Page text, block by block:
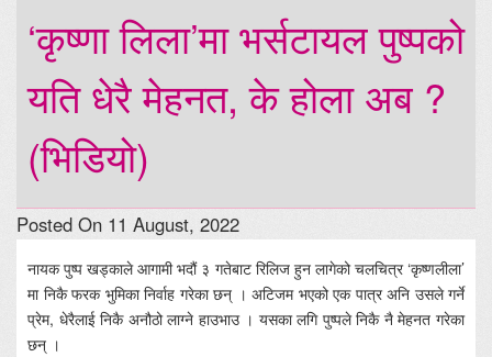
‘कृष्णा लिला’मा भर्सटायल पुष्पको
यति धेरै मेहनत, के होला अब ?
(भिडियो)
Posted On 11 August, 2022
नायक पुष्प खड्काले आगामी भदौं ३ गतेबाट रिलिज हुन लागेको चलचित्र ‘कृष्णलीला’
मा निकै फरक भुमिका निर्वाह गरेका छन् । अटिजम भएको एक पात्र अनि उसले गर्ने
प्रेम, धेरैलाई निकै अनौठो लाग्ने हाउभाउ । यसका लगि पुष्पले निकै नै मेहनत गरेका
छन् ।